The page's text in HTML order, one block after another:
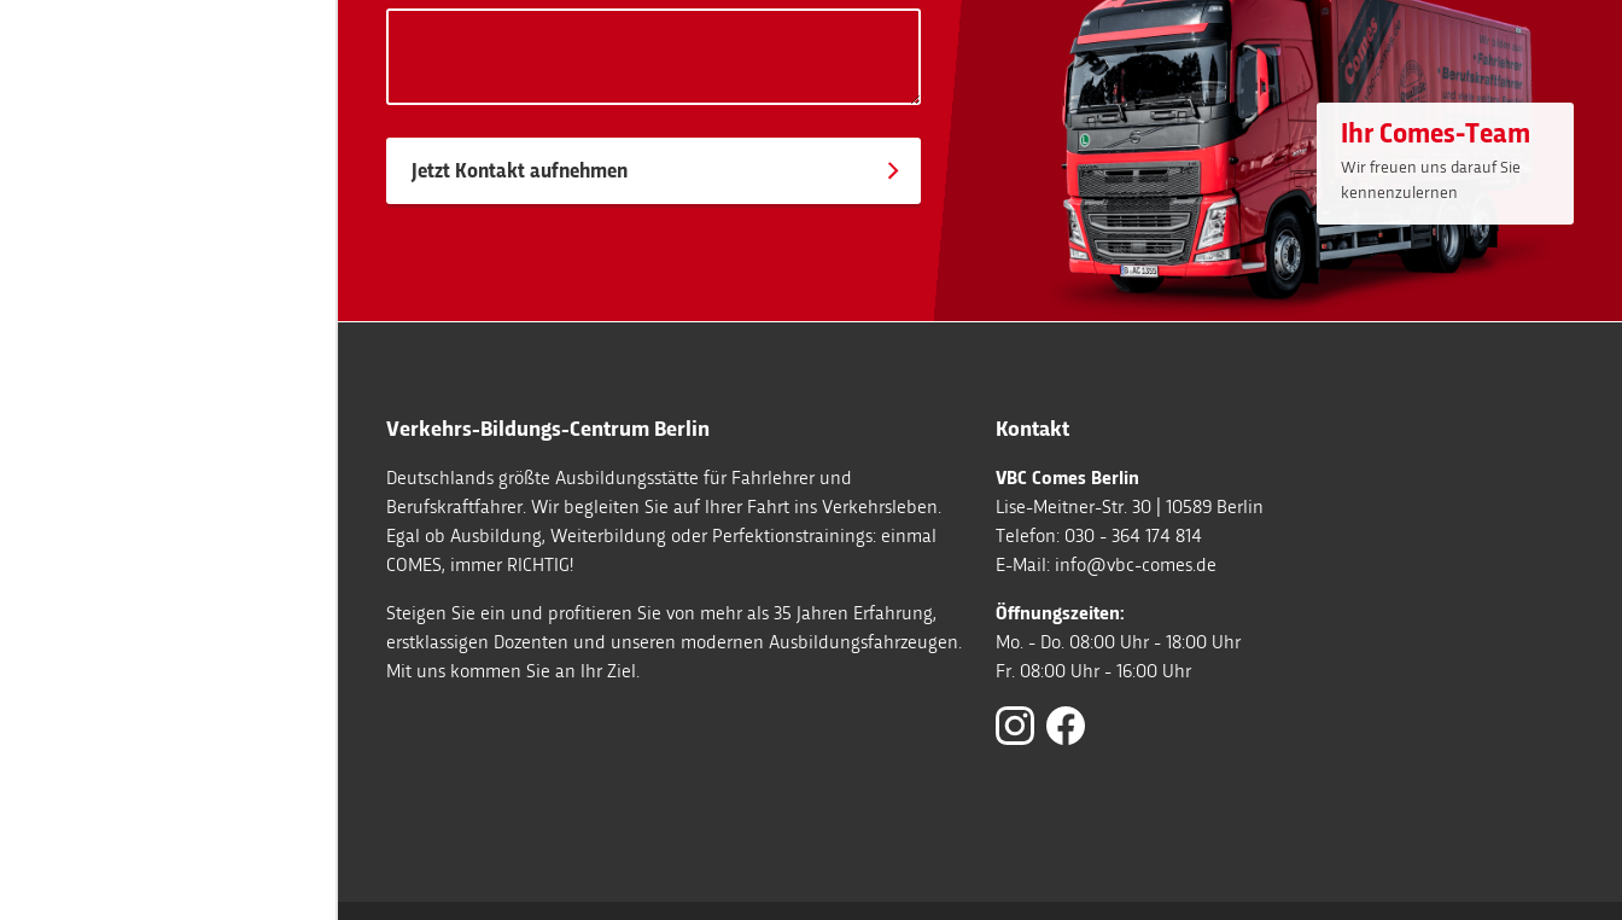
Jetzt Kontakt aufnehmen
Ihr Comes-Team
Wir freuen uns darauf Sie
kennenzulernen
Verkehrs-Bildungs-Centrum Berlin
Deutschlands größte Ausbildungsstätte für Fahrlehrer und
Berufskraftfahrer. Wir begleiten Sie auf Ihrer Fahrt ins Verkehrsleben.
Egal ob Ausbildung, Weiterbildung oder Perfektionstrainings: einmal
COMES, immer RICHTIG!
Steigen Sie ein und profitieren Sie von mehr als 35 Jahren Erfahrung,
erstklassigen Dozenten und unseren modernen Ausbildungsfahrzeugen.
Mit uns kommen Sie an Ihr Ziel.
Kontakt
VBC Comes Berlin
Lise-Meitner-Str. 30| 10589 Berlin
Telefon: 030 - 364 174 814
E-Mail: info@vbc-comes.de
Öffnungszeiten:
Mo. - Do. 08:00 Uhr - 18:00 Uhr
Fr. 08:00 Uhr - 16:00 Uhr